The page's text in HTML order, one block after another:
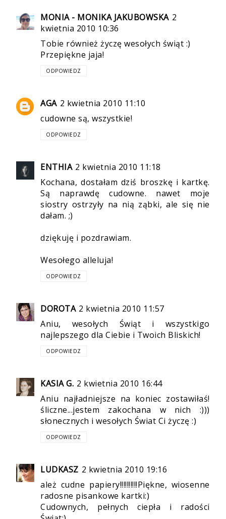
MONIA - MONIKA JAKUBOWSKA 2
kwietnia 2010 10:36
Tobie również życzę wesołych świąt :)
Przepiękne jaja!
ODPOWIEDZ
AGA 2 kwietnia 2010 11:10
cudowne są, wszystkie!
ODPOWIEDZ
ENTHIA 2 kwietnia 2010 11:18
Kochana, dostałam dziś broszkę i kartkę.
Są naprawdę cudowne. nawet moje
siostry ostrzyły na nią ząbki, ale się nie
dałam. ;)
dziękuję i pozdrawiam.
Wesołego alleluja!
ODPOWIEDZ
DOROTA 2 kwietnia 2010 11:57
Aniu, wesołych Świąt i wszystkigo
najlepszego dla Ciebie i Twoich Bliskich!
ODPOWIEDZ
KASIA G. 2 kwietnia 2010 16:44
Aniu najładniejsze na koniec zostawiłaś!
śliczne...jestem zakochana w nich :)))
słonecznych i wesołych Świat Ci życzę :)
ODPOWIEDZ
LUDKASZ 2 kwietnia 2010 19:16
ależ cudne papiery!!!!!!!!!!Piękne, wiosenne
radosne pisankowe kartki:)
Cudownych, pełnych ciepła i radości